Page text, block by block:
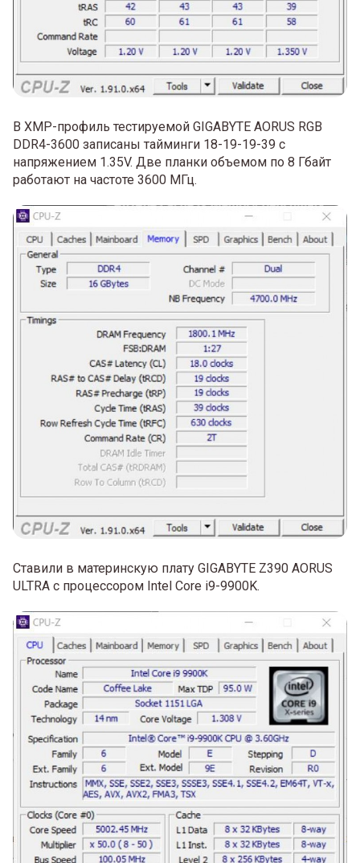
В XMP-профиль тестируемой GIGABYTE AORUS RGB
DDR4-3600 записаны тайминги 18-19-19-39 с
напряжением 1.35V. Две планки объемом по 8 Гбайт
работают на частоте 3600 МГц.
Ставили в материнскую плату GIGABYTE Z390 AORUS
ULTRA с процессором Intel Core i9-9900K.